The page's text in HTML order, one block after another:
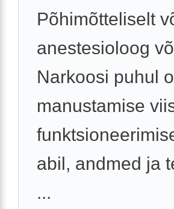
Põhimõtteliselt
anestesioloog
Narkoosi puhul
manustamise
abil, andmed ja
...